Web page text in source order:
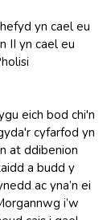
yn cael eu
II yn cael eu
eich bod chi'n
cyfarfod yn
at ddibenion
a budd y
ac yna’n ei
i’w